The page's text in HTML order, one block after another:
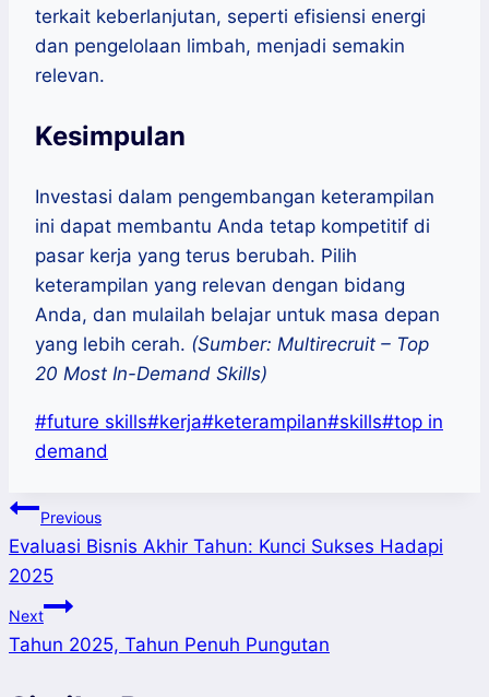
terkait keberlanjutan, seperti efisiensi energi
dan pengelolaan limbah, menjadi semakin
relevan.
Kesimpulan
Investasi dalam pengembangan keterampilan
ini dapat membantu Anda tetap kompetitif di
pasar kerja yang terus berubah. Pilih
keterampilan yang relevan dengan bidang
Anda, dan mulailah belajar untuk masa depan
yang lebih cerah. (Sumber: Multirecruit – Top
20 Most In-Demand Skills)
Post
Tags:
#future skills#kerja#keterampilan#skills#top in
demand
Post
navigation
Previous
Evaluasi Bisnis Akhir Tahun: Kunci Sukses Hadapi
2025
Next
Tahun 2025, Tahun Penuh Pungutan